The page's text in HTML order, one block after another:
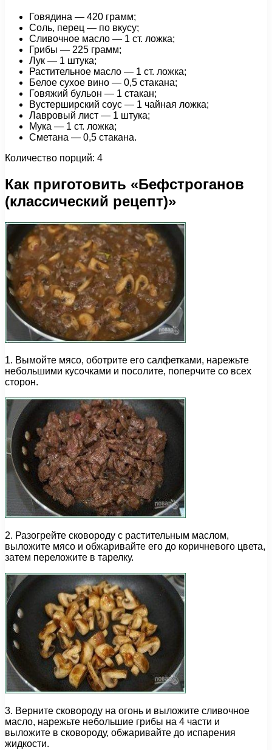
Говядина — 420 грамм;
Соль, перец — по вкусу;
Сливочное масло — 1 ст. ложка;
Грибы — 225 грамм;
Лук — 1 штука;
Растительное масло — 1 ст. ложка;
Белое сухое вино — 0,5 стакана;
Говяжий бульон — 1 стакан;
Вустерширский соус — 1 чайная ложка;
Лавровый лист — 1 штука;
Мука — 1 ст. ложка;
Сметана — 0,5 стакана.
Количество порций: 4
Как приготовить «Бефстроганов
(классический рецепт)»
1. Вымойте мясо, оботрите его салфетками, нарежьте
небольшими кусочками и посолите, поперчите со всех
сторон.
2. Разогрейте сковороду с растительным маслом,
выложите мясо и обжаривайте его до коричневого цвета,
затем переложите в тарелку.
3. Верните сковороду на огонь и выложите сливочное
масло, нарежьте небольшие грибы на 4 части и
выложите в сковороду, обжаривайте до испарения
жидкости.